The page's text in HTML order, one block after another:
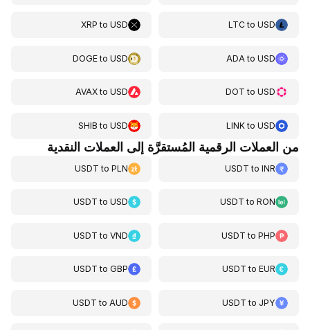
LTCtoUSD
XRP toUSD
ADA toUSD
DOGEtoUSD
DOT toUSD
AVAXtoUSD
LINKtoUSD
SHIB toUSD
من العملات الرقمية المُستقرَّة إلى العملات النقدية
USDT toINR
USDT toPLN
USDT toRON
USDT toUSD
USDT toPHP
USDT toVND
USDT toEUR
USDT toGBP
USDT toJPY
USDT to AUD